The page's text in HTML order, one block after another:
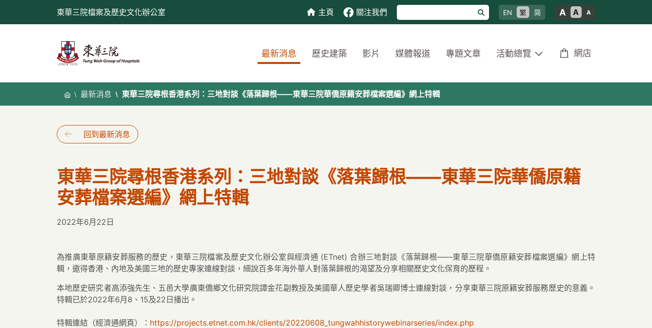
東華三院檔案及歷史文化辦公室 主頁 關注我們 EN 繁 简 A A A
最新消息 歷史建築 影片 媒體報道 專題文章 活動總覽 網店
最新消息 東華三院尋根香港系列：三地對談《落葉歸根——東華三院華僑原籍安葬檔案選編》網上特輯
回到最新消息
東華三院尋根香港系列：三地對談《落葉歸根——東華三院華僑原籍
安葬檔案選編》網上特輯
2022年6月22日
為推廣東華原籍安葬服務的歷史，東華三院檔案及歷史文化辦公室與經濟通 (ETnet) 合辦三地對談《落葉歸根——東華三院華僑原籍安葬檔案選編》網上特
輯，邀得香港、內地及美國三地的歷史專家連線對談，細說百多年海外華人對落葉歸根的渴望及分享相關歷史文化保育的歷程。
本地歷史研究者高添強先生、五邑大學廣東僑鄉文化研究院譚金花副教授及美國華人歷史學者吳瑞卿博士連線對談，分享東華三院原籍安葬服務歷史的意義。
特輯已於2022年6月8、15及22日播出。
特輯連結（經濟通網頁）： https://projects.etnet.com.hk/clients/20220608_tungwahhistorywebinarseries/index.php